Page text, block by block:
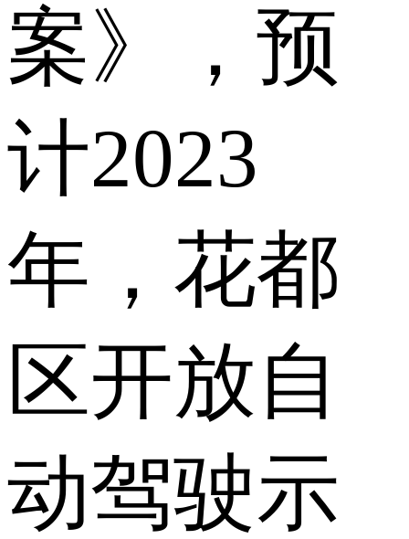
案》，预
计2023
年，花都
区开放自
动驾驶示